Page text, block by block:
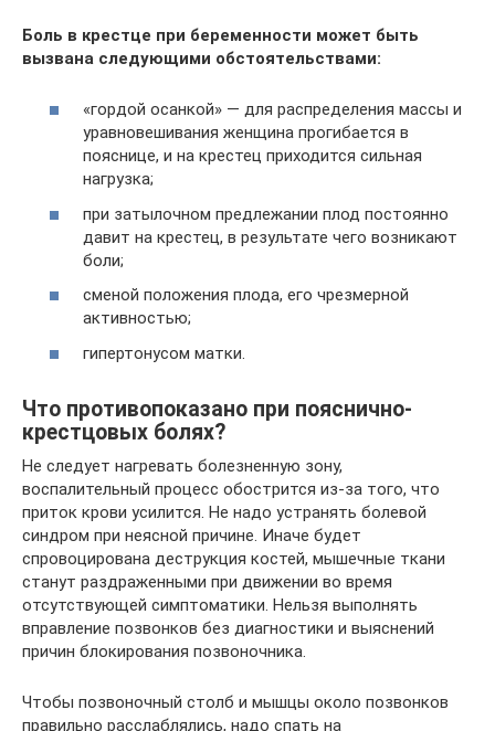
Боль в крестце при беременности может быть
вызвана следующими обстоятельствами:
«гордой осанкой» — для распределения массы и
уравновешивания женщина прогибается в
пояснице, и на крестец приходится сильная
нагрузка;
при затылочном предлежании плод постоянно
давит на крестец, в результате чего возникают
боли;
сменой положения плода, его чрезмерной
активностью;
гипертонусом матки.
Что противопоказано при пояснично-
крестцовых болях?
Не следует нагревать болезненную зону,
воспалительный процесс обострится из-за того, что
приток крови усилится. Не надо устранять болевой
синдром при неясной причине. Иначе будет
спровоцирована деструкция костей, мышечные ткани
станут раздраженными при движении во время
отсутствующей симптоматики. Нельзя выполнять
вправление позвонков без диагностики и выяснений
причин блокирования позвоночника.
Чтобы позвоночный столб и мышцы около позвонков
правильно расслаблялись, надо спать на